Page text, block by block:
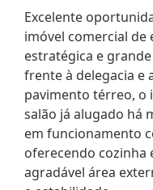
Excelente
imóvel comercial de
estratégica e
frente à delegacia e
pavimento térreo, o
salão já alugado há
em funcionamento
oferecendo cozinha
agradável área